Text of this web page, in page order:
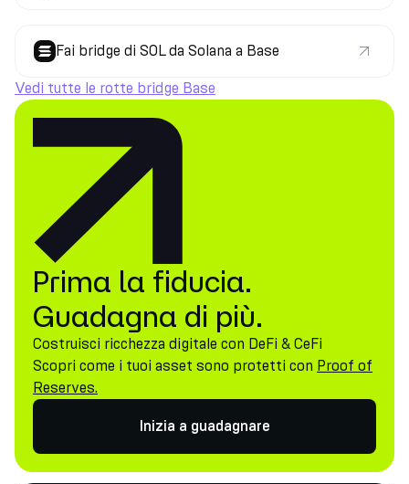
Fai bridge di SOL da Solana a Base
Vedi tutte le rotte bridge Base
Prima la fiducia.
Guadagna di più.
Costruisci ricchezza digitale con DeFi & CeFi
Scopri come i tuoi asset sono protetti con Proof of
Reserves.
Inizia a guadagnare